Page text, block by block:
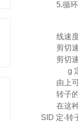
5.循
线速
剪切
剪切
g 定-
由上
转子
在这
SID 定-转